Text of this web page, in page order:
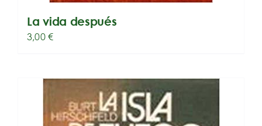
La vida después
3,00€